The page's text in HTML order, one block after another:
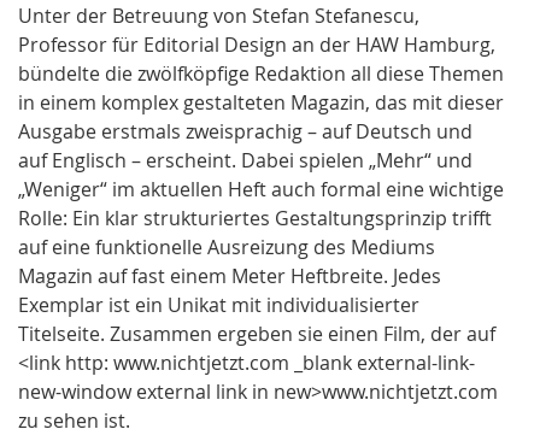
Unter der Betreuung von Stefan Stefanescu,
Professor für Editorial Design an der HAW Hamburg,
bündelte die zwölfköpfige Redaktion all diese Themen
in einem komplex gestalteten Magazin, das mit dieser
Ausgabe erstmals zweisprachig – auf Deutsch und
auf Englisch – erscheint. Dabei spielen „Mehr“ und
„Weniger“ im aktuellen Heft auch formal eine wichtige
Rolle: Ein klar strukturiertes Gestaltungsprinzip trifft
auf eine funktionelle Ausreizung des Mediums
Magazin auf fast einem Meter Heftbreite. Jedes
Exemplar ist ein Unikat mit individualisierter
Titelseite. Zusammen ergeben sie einen Film, der auf
<link http: www.nichtjetzt.com _blank external-link-
new-window external link in new>www.nichtjetzt.com
zu sehen ist.